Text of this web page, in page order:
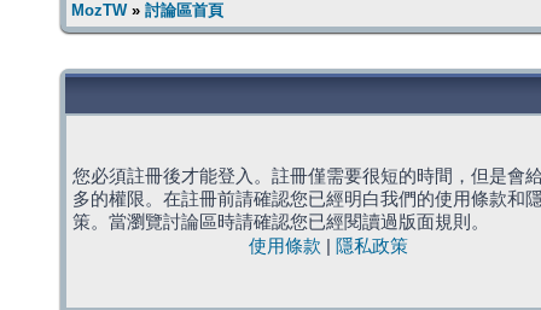
MozTW» 討論區首頁
您必須註冊後才能登入。註冊僅需要很短的時間，但是會
多的權限。在註冊前請確認您已經明白我們的使用條款和
策。當瀏覽討論區時請確認您已經閱讀過版面規則。
使用條款
隱私政策